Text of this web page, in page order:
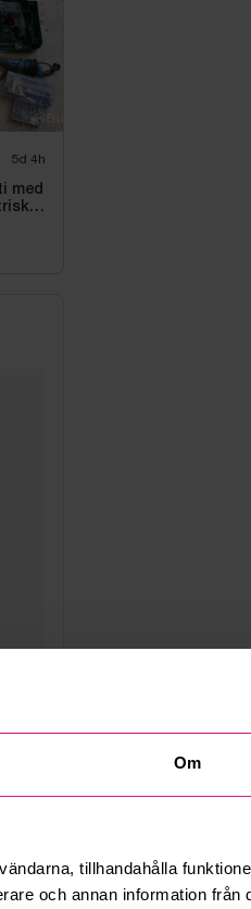
Om
tillhandahålla
och annan information från
5d 4h
med